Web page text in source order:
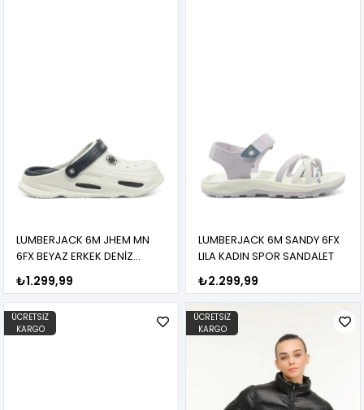
LUMBERJACK 6M JHEM MN
6FX BEYAZ ERKEK DENİZ
AYAKKABISI
₺1.299,99
LUMBERJACK 6M SANDY 6FX
LILA KADIN SPOR SANDALET
₺2.299,99
ÜCRETSIZ
KARGO
ÜCRETSIZ
KARGO